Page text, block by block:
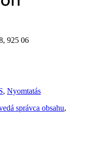
925 06
, Nyomtatás
správca obsahu,